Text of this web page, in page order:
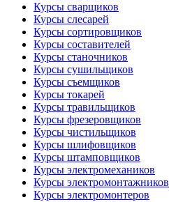
Курсы сварщиков
Курсы слесарей
Курсы сортировщиков
Курсы составителей
Курсы станочников
Курсы сушильщиков
Курсы съемщиков
Курсы токарей
Курсы травильщиков
Курсы фрезеровщиков
Курсы чистильщиков
Курсы шлифовщиков
Курсы штамповщиков
Курсы электромехаников
Курсы электромонтажников
Курсы электромонтеров